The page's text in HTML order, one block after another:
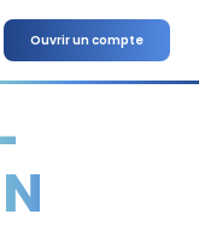
Ouvrir un compte